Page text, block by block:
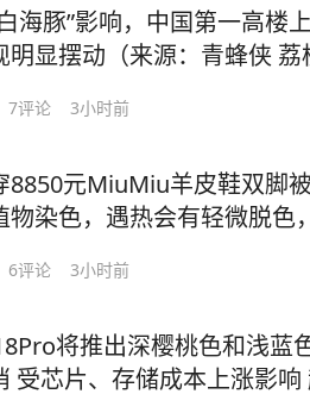
海豚”影响，中国第一高楼
明显摆动（来源：青蜂侠
7评论 3小时前
8850元MiuMiu羊皮鞋双脚
物染色，遇热会有轻微脱色
6评论 3小时前
将推出深樱桃色和浅蓝
受芯片、存储成本上涨影